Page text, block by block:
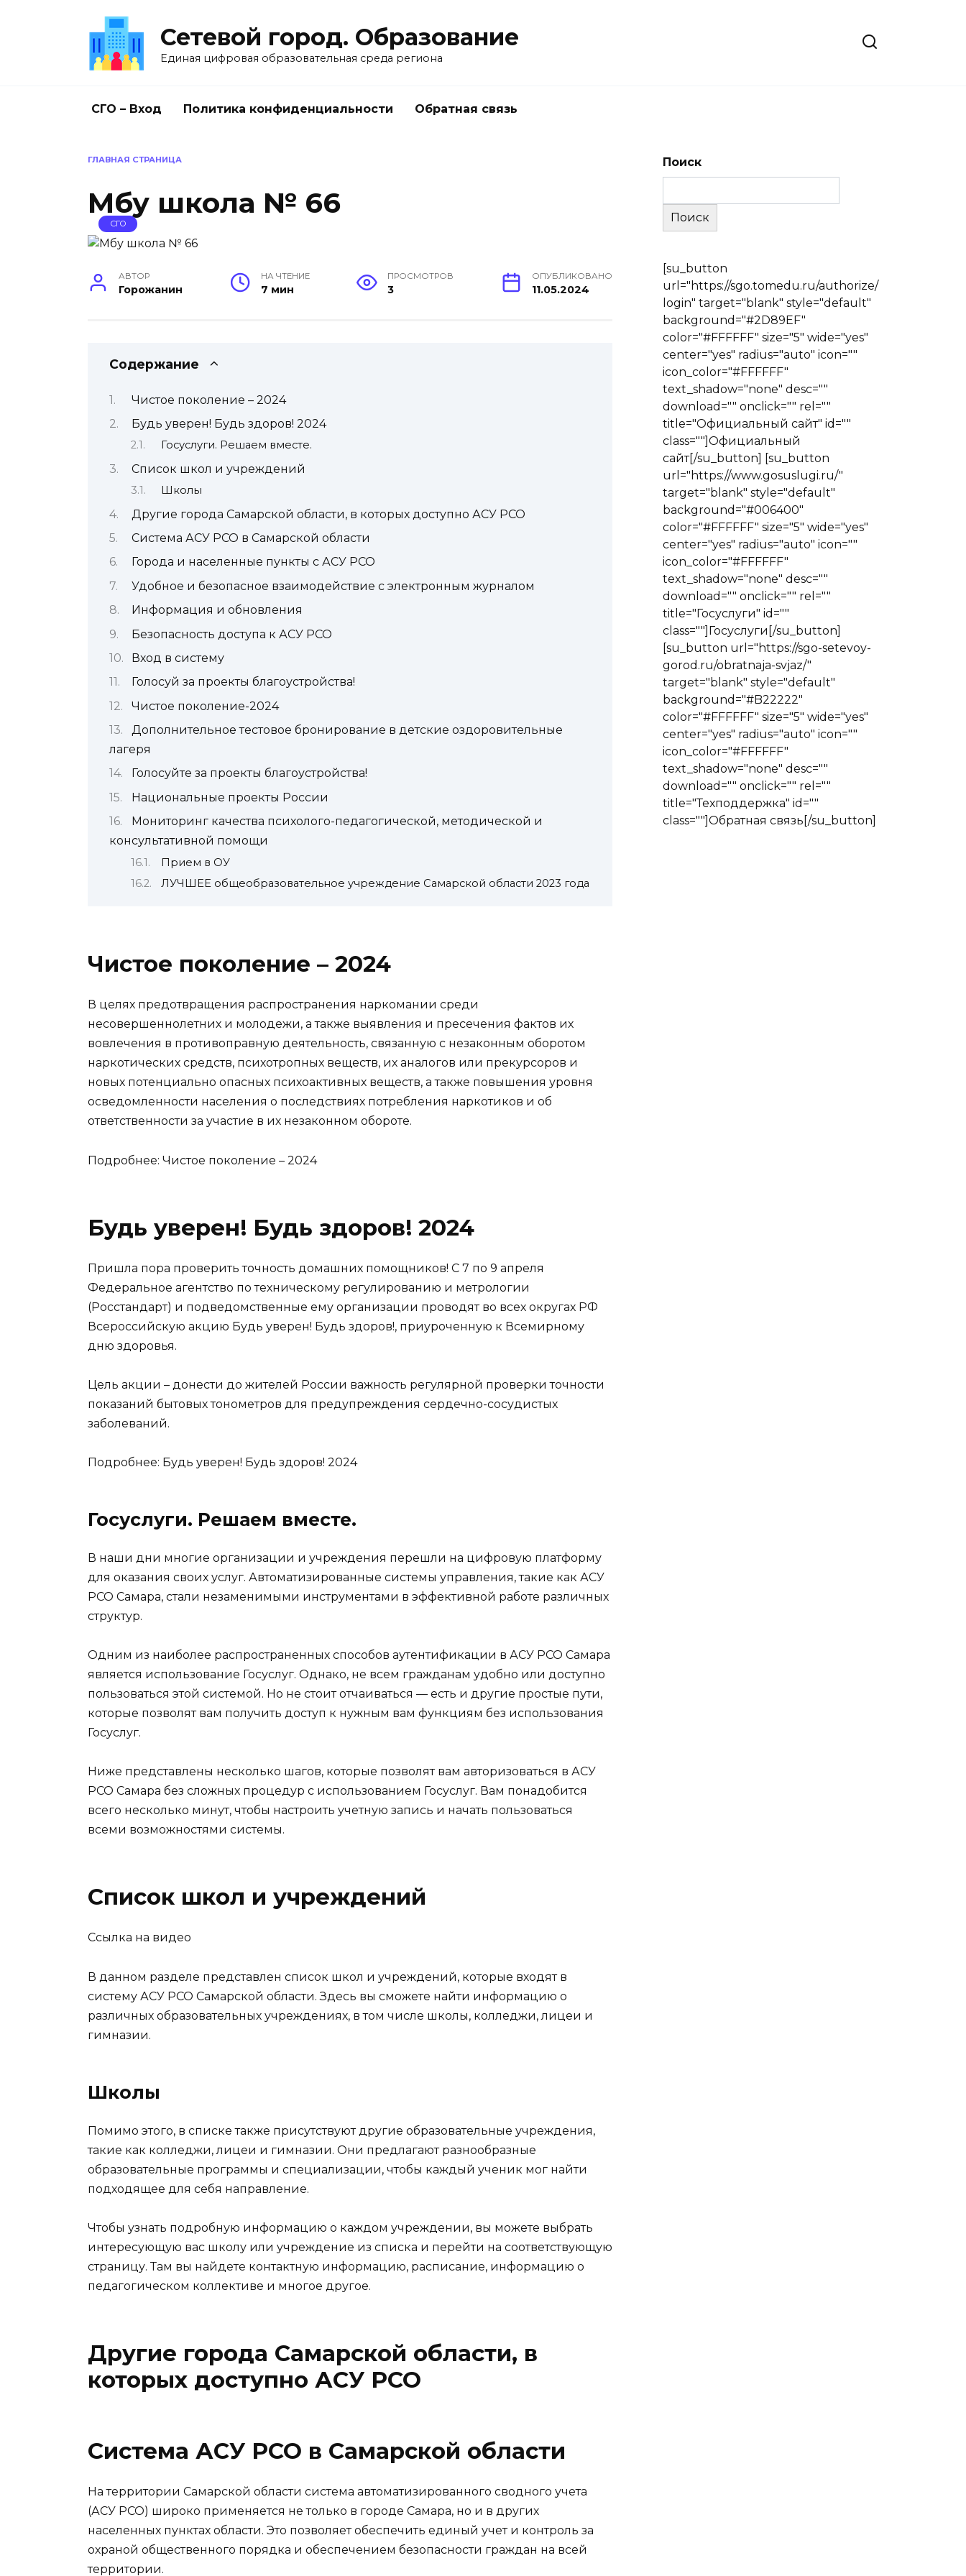
Сетевой город. Образование
Единая цифровая образовательная среда региона
СГО – Вход Политика конфиденциальности Обратная связь
ГЛАВНАЯ СТРАНИЦА
Мбу школа № 66
СГО
АВТОР
Горожанин
НА ЧТЕНИЕ
7 мин
ПРОСМОТРОВ
3
ОПУБЛИКОВАНО
11.05.2024
Содержание
Чистое поколение – 2024
Будь уверен! Будь здоров! 2024
Госуслуги. Решаем вместе.
Список школ и учреждений
Школы
Другие города Самарской области, в которых доступно АСУ РСО
Система АСУ РСО в Самарской области
Города и населенные пункты с АСУ РСО
Удобное и безопасное взаимодействие с электронным журналом
Информация и обновления
Безопасность доступа к АСУ РСО
Вход в систему
Голосуй за проекты благоустройства!
Чистое поколение-2024
Дополнительное тестовое бронирование в детские оздоровительные
лагеря
Голосуйте за проекты благоустройства!
Национальные проекты России
Мониторинг качества психолого-педагогической, методической и
консультативной помощи
Прием в ОУ
ЛУЧШЕЕ общеобразовательное учреждение Самарской области 2023 года
Чистое поколение – 2024
В целях предотвращения распространения наркомании среди
несовершеннолетних и молодежи, а также выявления и пресечения фактов их
вовлечения в противоправную деятельность, связанную с незаконным оборотом
наркотических средств, психотропных веществ, их аналогов или прекурсоров и
новых потенциально опасных психоактивных веществ, а также повышения уровня
осведомленности населения о последствиях потребления наркотиков и об
ответственности за участие в их незаконном обороте.
Подробнее: Чистое поколение – 2024
Будь уверен! Будь здоров! 2024
Пришла пора проверить точность домашних помощников! С 7 по 9 апреля
Федеральное агентство по техническому регулированию и метрологии
(Росстандарт) и подведомственные ему организации проводят во всех округах РФ
Всероссийскую акцию Будь уверен! Будь здоров!, приуроченную к Всемирному
дню здоровья.
Цель акции – донести до жителей России важность регулярной проверки точности
показаний бытовых тонометров для предупреждения сердечно-сосудистых
заболеваний.
Подробнее: Будь уверен! Будь здоров! 2024
Госуслуги. Решаем вместе.
В наши дни многие организации и учреждения перешли на цифровую платформу
для оказания своих услуг. Автоматизированные системы управления, такие как АСУ
РСО Самара, стали незаменимыми инструментами в эффективной работе различных
структур.
Одним из наиболее распространенных способов аутентификации в АСУ РСО Самара
является использование Госуслуг. Однако, не всем гражданам удобно или доступно
пользоваться этой системой. Но не стоит отчаиваться — есть и другие простые пути,
которые позволят вам получить доступ к нужным вам функциям без использования
Госуслуг.
Ниже представлены несколько шагов, которые позволят вам авторизоваться в АСУ
РСО Самара без сложных процедур с использованием Госуслуг. Вам понадобится
всего несколько минут, чтобы настроить учетную запись и начать пользоваться
всеми возможностями системы.
Список школ и учреждений
Ссылка на видео
В данном разделе представлен список школ и учреждений, которые входят в
систему АСУ РСО Самарской области. Здесь вы сможете найти информацию о
различных образовательных учреждениях, в том числе школы, колледжи, лицеи и
гимназии.
Школы
Помимо этого, в списке также присутствуют другие образовательные учреждения,
такие как колледжи, лицеи и гимназии. Они предлагают разнообразные
образовательные программы и специализации, чтобы каждый ученик мог найти
подходящее для себя направление.
Чтобы узнать подробную информацию о каждом учреждении, вы можете выбрать
интересующую вас школу или учреждение из списка и перейти на соответствующую
страницу. Там вы найдете контактную информацию, расписание, информацию о
педагогическом коллективе и многое другое.
Другие города Самарской области, в
которых доступно АСУ РСО
Система АСУ РСО в Самарской области
На территории Самарской области система автоматизированного сводного учета
(АСУ РСО) широко применяется не только в городе Самара, но и в других
населенных пунктах области. Это позволяет обеспечить единый учет и контроль за
охраной общественного порядка и обеспечением безопасности граждан на всей
территории.
Поиск
Поиск
[su_button
url="https://sgo.tomedu.ru/authorize/
login" target="blank" style="default"
background="#2D89EF"
color="#FFFFFF" size="5" wide="yes"
center="yes" radius="auto" icon=""
icon_color="#FFFFFF"
text_shadow="none" desc=""
download="" onclick="" rel=""
title="Официальный сайт" id=""
class=""]Официальный
сайт[/su_button] [su_button
url="https://www.gosuslugi.ru/"
target="blank" style="default"
background="#006400"
color="#FFFFFF" size="5" wide="yes"
center="yes" radius="auto" icon=""
icon_color="#FFFFFF"
text_shadow="none" desc=""
download="" onclick="" rel=""
title="Госуслуги" id=""
class=""]Госуслуги[/su_button]
[su_button url="https://sgo-setevoy-
gorod.ru/obratnaja-svjaz/"
target="blank" style="default"
background="#B22222"
color="#FFFFFF" size="5" wide="yes"
center="yes" radius="auto" icon=""
icon_color="#FFFFFF"
text_shadow="none" desc=""
download="" onclick="" rel=""
title="Техподдержка" id=""
class=""]Обратная связь[/su_button]